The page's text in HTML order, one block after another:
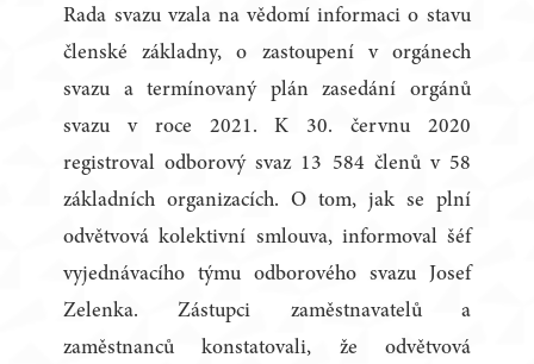
Rada svazu vzala na vědomí informaci o stavu
členské základny, o zastoupení v orgánech
svazu a termínovaný plán zasedání orgánů
svazu v roce 2021. K 30. červnu 2020
registroval odborový svaz 13 584 členů v 58
základních organizacích. O tom, jak se plní
odvětvová kolektivní smlouva, informoval šéf
vyjednávacího týmu odborového svazu Josef
Zelenka. Zástupci zaměstnavatelů a
zaměstnanců konstatovali, že odvětvová